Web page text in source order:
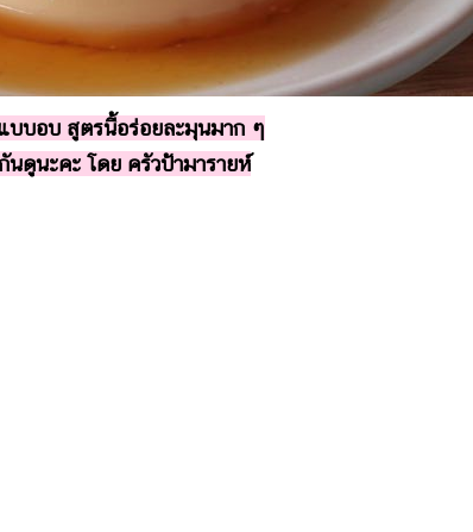
บบอบ สูตรนี้อร่อยละมุนมาก ๆ
นดูนะคะ โดย ครัวป้ามารายห์